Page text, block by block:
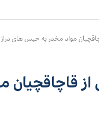
مواد مخدر به حبس های
قاچاقچیان